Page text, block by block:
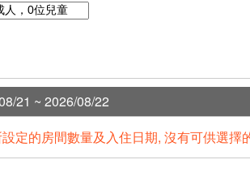
21 ~ 2026/08/22
定的房間數量及入住日期, 沒有可供選